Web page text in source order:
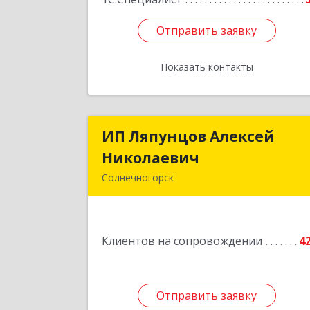
Отправить заявку
Показать контакты
Отправить заявку
Назад
ИП Ляпунцов Алексей
Николаевич
Солнечногорск
Клиентов на сопровождении
Отправить заявку
ИП Ляпунцов Алексей
Отправить заявку